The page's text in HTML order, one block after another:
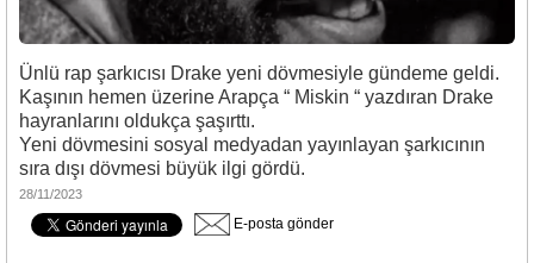
Ünlü rap şarkıcısı Drake yeni dövmesiyle gündeme geldi.
Kaşının hemen üzerine Arapça “ Miskin “ yazdıran Drake
hayranlarını oldukça şaşırttı.
Yeni dövmesini sosyal medyadan yayınlayan şarkıcının
sıra dışı dövmesi büyük ilgi gördü.
28/11/2023
E-posta gönder